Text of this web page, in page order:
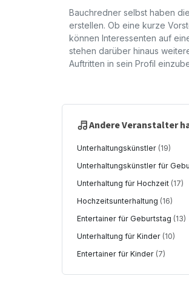
Bauchredner selbst haben
erstellen. Ob eine kurze
können Interessenten auf
stehen darüber hinaus
Auftritten in sein Profil
Andere Veranstalter
Unterhaltungskünstler (19)
Unterhaltungskünstler für
Unterhaltung für Hochzeit (17)
Hochzeitsunterhaltung (16)
Entertainer für Geburtstag (13)
Unterhaltung für Kinder (10)
Entertainer für Kinder (7)